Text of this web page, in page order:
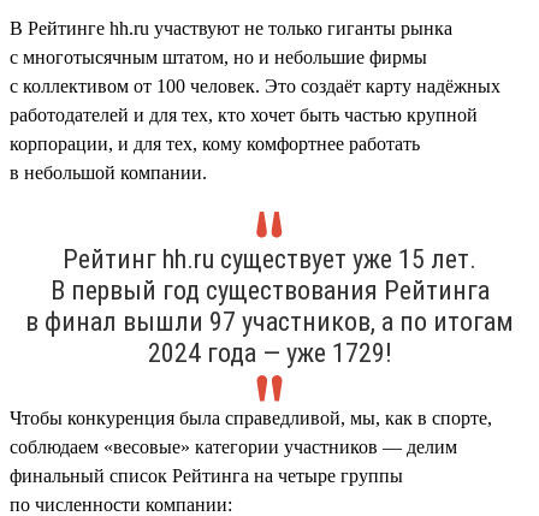
В Рейтинге hh.ru участвуют не только гиганты рынка
с многотысячным штатом, но и небольшие фирмы
с коллективом от 100 человек. Это создаёт карту надёжных
работодателей и для тех, кто хочет быть частью крупной
корпорации, и для тех, кому комфортнее работать
в небольшой компании.
Рейтинг hh.ru существует уже 15 лет.
В первый год существования Рейтинга
в финал вышли 97 участников, а по итогам
2024 года — уже 1729!
Чтобы конкуренция была справедливой, мы, как в спорте,
соблюдаем «весовые» категории участников — делим
финальный список Рейтинга на четыре группы
по численности компании: